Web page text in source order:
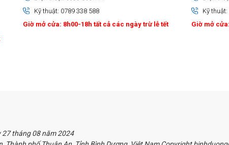
Kỹ thuật: 0789 338 588
Giờ mở cửa: 8h00-18h tất cả các ngày trừ lễ tết
Kỹ
Giờ mở
27 tháng 08 năm 2024